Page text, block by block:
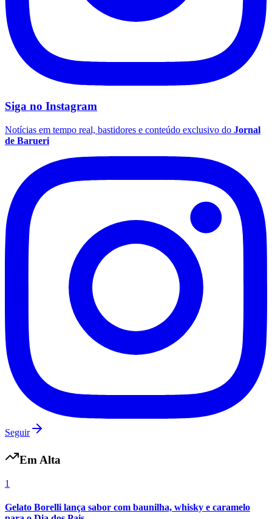
Siga no Instagram
Notícias em tempo real, bastidores e conteúdo exclusivo do Jornal
de Barueri
Seguir
Em Alta
1
Gelato Borelli lança sabor com baunilha, whisky e caramelo